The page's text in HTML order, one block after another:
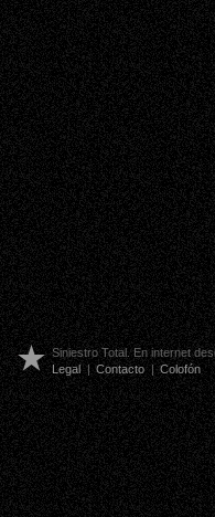
Siniestro Total. En internet
Legal | Contacto | Colofón